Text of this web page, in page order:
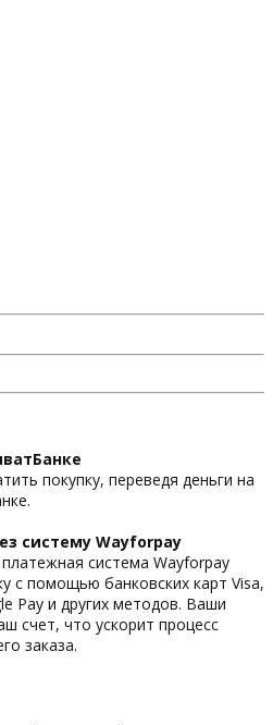
покупку, переведя деньги на
систему Wayforpay
система Wayforpay
с помощью банковских карт Visa,
Pay и других методов. Ваши
счет, что ускорит процесс
заказа.